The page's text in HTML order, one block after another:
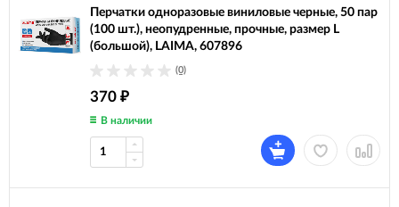
Перчатки одноразовые виниловые черные, 50 пар
(100 шт.), неопудренные, прочные, размер L
(большой), LAIMA, 607896
(0)
370 ₽
В наличии